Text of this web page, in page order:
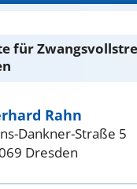
für
Rahn
Dankner-Straße 5
Dresden